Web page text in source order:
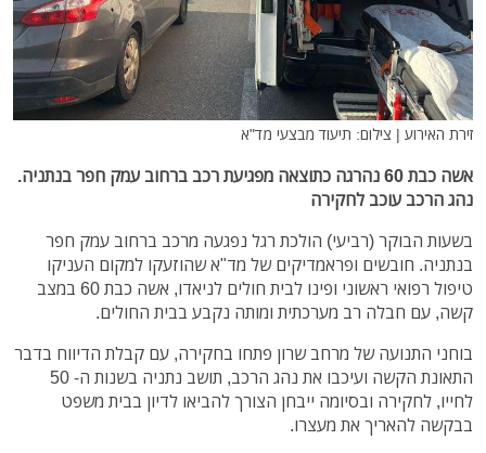
זירת האירוע | צילום: תיעוד מבצעי מד"א
אשה כבת 60 נהרגה כתוצאה מפגיעת רכב ברחוב עמק חפר בנתניה.
נהג הרכב עוכב לחקירה
בשעות הבוקר (רביעי) הולכת רגל נפגעה מרכב ברחוב עמק חפר
בנתניה. חובשים ופראמדיקים של מד"א שהוזעקו למקום העניקו
טיפול רפואי ראשוני ופינו לבית חולים לניאדו, אשה כבת 60 במצב
קשה, עם חבלה רב מערכתית ומותה נקבע בבית החולים.
בוחני התנועה של מרחב שרון פתחו בחקירה, עם קבלת הדיווח בדבר
התאונת הקשה ועיכבו את נהג הרכב, תושב נתניה בשנות ה- 50
לחייו, לחקירה ובסיומה ייבחן הצורך להביאו לדיון בבית משפט
בבקשה להאריך את מעצרו.